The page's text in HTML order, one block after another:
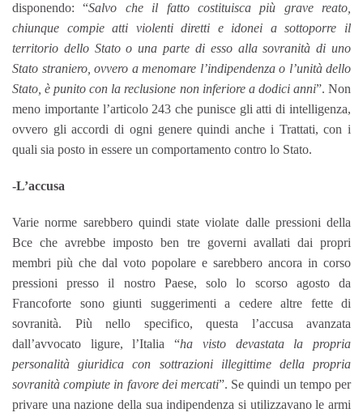
disponendo: “Salvo che il fatto costituisca più grave reato,
chiunque compie atti violenti diretti e idonei a sottoporre il
territorio dello Stato o una parte di esso alla sovranità di uno
Stato straniero, ovvero a menomare l’indipendenza o l’unità dello
Stato, è punito con la reclusione non inferiore a dodici anni”. Non
meno importante l’articolo 243 che punisce gli atti di intelligenza,
ovvero gli accordi di ogni genere quindi anche i Trattati, con i
quali sia posto in essere un comportamento contro lo Stato.
-L’accusa
Varie norme sarebbero quindi state violate dalle pressioni della
Bce che avrebbe imposto ben tre governi avallati dai propri
membri più che dal voto popolare e sarebbero ancora in corso
pressioni presso il nostro Paese, solo lo scorso agosto da
Francoforte sono giunti suggerimenti a cedere altre fette di
sovranità. Più nello specifico, questa l’accusa avanzata
dall’avvocato ligure, l’Italia “ha visto devastata la propria
personalità giuridica con sottrazioni illegittime della propria
sovranità compiute in favore dei mercati”. Se quindi un tempo per
privare una nazione della sua indipendenza si utilizzavano le armi